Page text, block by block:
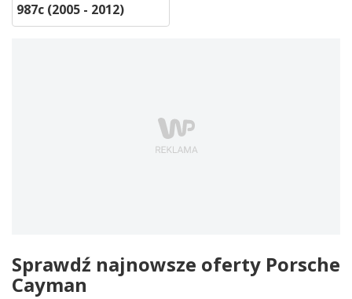
987c (2005 - 2012)
Sprawdź najnowsze oferty Porsche
Cayman